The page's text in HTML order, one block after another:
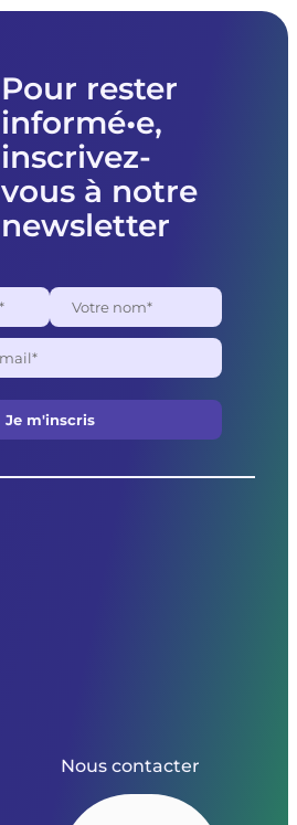
Pour rester
informé•e,
inscrivez-
vous à notre
newsletter
Nous contacter